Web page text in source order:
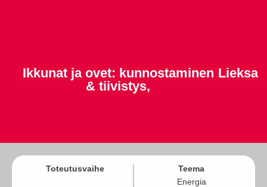
Ikkunat ja ovet: kunnostaminen
& tiivistys,
Lieksa
Toteutusvaihe
Teema
Energia